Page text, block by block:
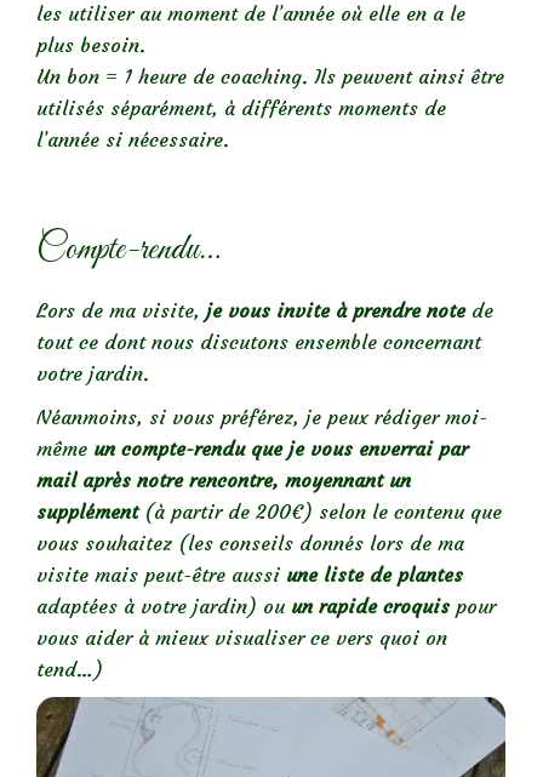
les utiliser au moment de l’année où elle en a le
plus besoin.
Un bon = 1 heure de coaching. Ils peuvent ainsi être
utilisés séparément, à différents moments de
l’année si nécessaire.
Compte-rendu…
Lors de ma visite, je vous invite à prendre notede
tout ce dont nous discutons ensemble concernant
votre jardin.
Néanmoins, si vous préférez, je peux rédiger moi-
même un compte-rendu que je vous enverrai par
mail après notre rencontre, moyennant un
supplément(à partir de 200€) selon le contenu que
vous souhaitez (les conseils donnés lors de ma
visite mais peut-être aussi une liste de plantes
adaptées à votre jardin) ou un rapide croquis pour
vous aider à mieux visualiser ce vers quoi on
tend…)